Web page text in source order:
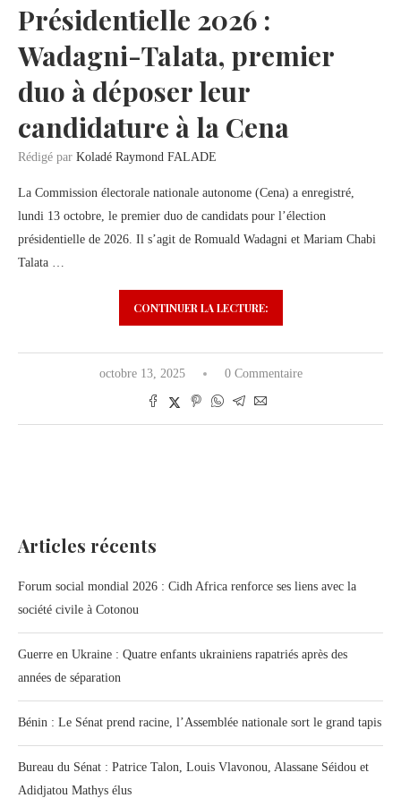
Présidentielle 2026 :
Wadagni-Talata, premier
duo à déposer leur
candidature à la Cena
Rédigé par Koladé Raymond FALADE
La Commission électorale nationale autonome (Cena) a enregistré,
lundi 13 octobre, le premier duo de candidats pour l’élection
présidentielle de 2026. Il s’agit de Romuald Wadagni et Mariam Chabi
Talata …
CONTINUER LA LECTURE:
octobre 13, 2025 0 Commentaire
Articles récents
Forum social mondial 2026 : Cidh Africa renforce ses liens avec la
société civile à Cotonou
Guerre en Ukraine : Quatre enfants ukrainiens rapatriés après des
années de séparation
Bénin : Le Sénat prend racine, l’Assemblée nationale sort le grand tapis
Bureau du Sénat : Patrice Talon, Louis Vlavonou, Alassane Séidou et
Adidjatou Mathys élus